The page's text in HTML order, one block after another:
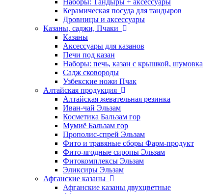
Наборы: Тандыры + аксессуары
Керамическая посуда для тандыров
Дровницы и аксессуары
Казаны, саджи, Пчаки
Казаны
Аксессуары для казанов
Печи под казан
Наборы: печь, казан с крышкой, шумовка
Садж сковороды
Узбекские ножи Пчак
Алтайская продукция
Алтайская жевательная резинка
Иван-чай Эльзам
Косметика Бальзам гор
Мумиё Бальзам гор
Прополис-спрей Эльзам
Фито и травяные сборы Фарм-продукт
Фито-ягодные сиропы Эльзам
Фитокомплексы Эльзам
Эликсиры Эльзам
Афганские казаны
Афганские казаны двухцветные